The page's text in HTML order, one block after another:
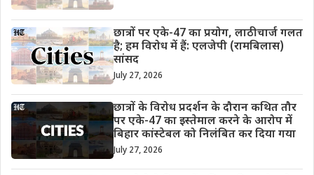
छात्रों पर एके-47 का प्रयोग, लाठीचार्ज गलत
है; हम विरोध में हैं: एलजेपी (रामबिलास)
सांसद
July 27, 2026
छात्रों के विरोध प्रदर्शन के दौरान कथित तौर
पर एके-47 का इस्तेमाल करने के आरोप में
बिहार कांस्टेबल को निलंबित कर दिया गया
July 27, 2026